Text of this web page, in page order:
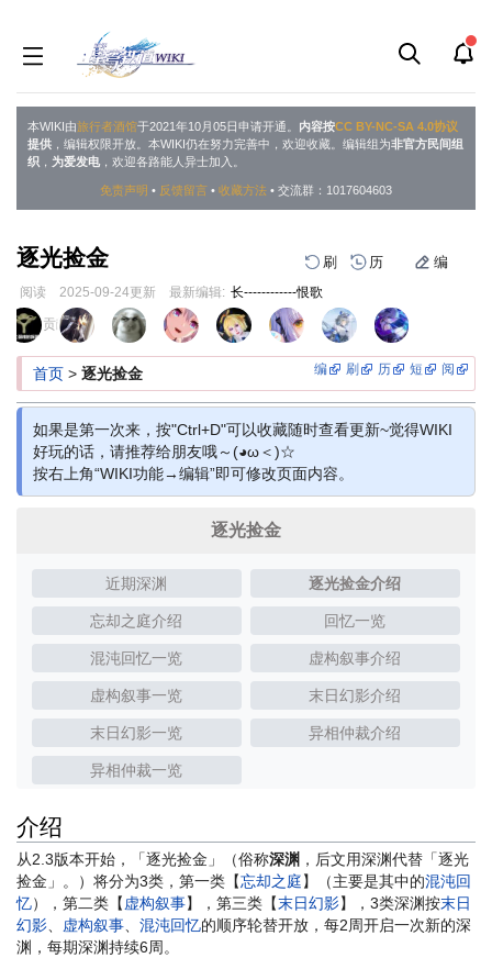
本WIKI由旅行者酒馆于2021年10月05日申请开通。 内容按CC BY-NC-SA 4.0协议
提供 ，编辑权限开放。本WIKI仍在努力完善中，欢迎收藏。编辑组为非官方民间组
织 ， 为爱发电，欢迎各路能人异士加入。
免责声明 • 反馈留言 • 收藏方法 • 交流群：1017604603
逐光捡金 刷 历 编
阅读 2025-09-24更新 最新编辑: 长------------恨歌
跳
到
导
跳
到
搜
页面贡献者 :
编 刷 历 短 阅
首页 > 逐光捡金
如果是第一次来，按"Ctrl+D"可以收藏随时查看更新~觉得WIKI
好玩的话，请推荐给朋友哦～(◕ω＜)☆
按右上角“WIKI功能→编辑”即可修改页面内容。
逐光捡金
近期深渊 逐光捡金介绍
忘却之庭介绍 回忆一览
混沌回忆一览 虚构叙事介绍
虚构叙事一览 末日幻影介绍
末日幻影一览 异相仲裁介绍
异相仲裁一览
介绍
从2.3版本开始，「逐光捡金」（俗称深渊 ，后文用深渊代替「逐光
捡金」。）将分为3类，第一类【忘却之庭】（主要是其中的混沌回
忆），第二类【 虚构叙事】，第三类【末日幻影】，3类深渊按末日
幻影
虚构叙事 混沌回忆的顺序轮替开放，每2周开启一次新的深
渊，每期深渊持续6周。